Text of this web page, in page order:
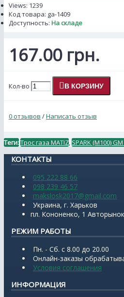
Views: 1239
Код товара: ga-1409
Доступность: На складе
167.00 грн.
Кол-во В КОРЗИНУ
0 отзывов /Написать отзыв
Теги:Трос газа MATIZ SPARK (M100)
КОНТАКТЫ
095 222 88 66
098 239 46 57
makslosk2017@gmail.com
Украина, г. Харьков
пл. Кононенко, 1
РЕЖИМ РАБОТЫ
Пн. - Сб. с 8.00 до 20.00
Онлайн-заказы
Условия соглашения
ИНФОРМАЦИЯ